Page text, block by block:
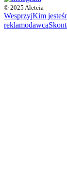
© 2025 Aleteia
WesprzyjKim
reklamodawcą